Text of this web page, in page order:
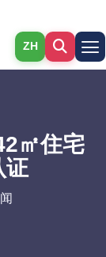
ZH
㎡住宅
证